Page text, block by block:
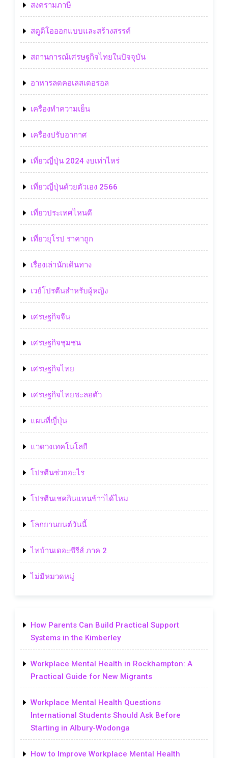
สงครามภาษี
สตูดิโอออกแบบและสร้างสรรค์
สถานการณ์เศรษฐกิจไทยในปัจจุบัน
อาหารลดคอเลสเตอรอล
เครื่องทำความเย็น
เครื่องปรับอากาศ
เที่ยวญี่ปุ่น 2024 งบเท่าไหร่
เที่ยวญี่ปุ่นด้วยตัวเอง 2566
เที่ยวประเทศไหนดี
เที่ยวยุโรป ราคาถูก
เรื่องเล่านักเดินทาง
เวย์โปรตีนสำหรับผู้หญิง
เศรษฐกิจจีน
เศรษฐกิจชุมชน
เศรษฐกิจไทย
เศรษฐกิจไทยชะลอตัว
แผนที่ญี่ปุ่น
แวดวงเทคโนโลยี
โปรตีนช่วยอะไร
โปรตีนเชคกินแทนข้าวได้ไหม
โลกยานยนต์วันนี้
ไทบ้านเดอะซีรีส์ ภาค 2
ไม่มีหมวดหมู่
How Parents Can Build Practical Support
Systems in the Kimberley
Workplace Mental Health in Rockhampton: A
Practical Guide for New Migrants
Workplace Mental Health Questions
International Students Should Ask Before
Starting in Albury-Wodonga
How to Improve Workplace Mental Health